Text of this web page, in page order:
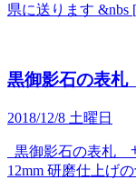
県に送ります
黒御影石の表
2018/12/8 土曜日
黒御影石の表札
12mm 研磨仕上げ